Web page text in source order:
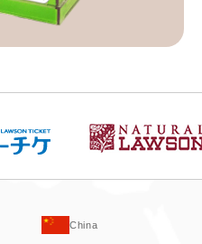
China